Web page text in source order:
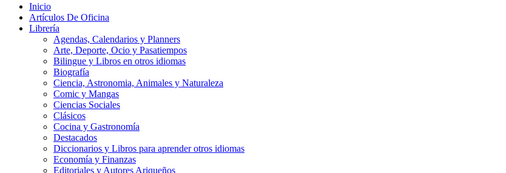
Inicio
Artículos De Oficina
Librería
Agendas, Calendarios y Planners
Arte, Deporte, Ocio y Pasatiempos
Bilingue y Libros en otros idiomas
Biografía
Ciencia, Astronomia, Animales y Naturaleza
Comic y Mangas
Ciencias Sociales
Clásicos
Cocina y Gastronomía
Destacados
Diccionarios y Libros para aprender otros idiomas
Economía y Finanzas
Editoriales y Autores Ariqueños